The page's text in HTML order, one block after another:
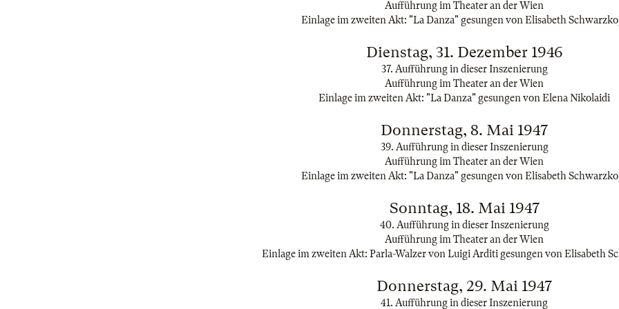
Aufführung im Theater an der Wien
Einlage im zweiten Akt: "La Danza" gesungen von Elisabeth
Dienstag, 31. Dezember 1946
37. Aufführung in dieser Inszenierung
Aufführung im Theater an der Wien
Einlage im zweiten Akt: "La Danza" gesungen von Elena Nikolaidi
Donnerstag, 8. Mai 1947
39. Aufführung in dieser Inszenierung
Aufführung im Theater an der Wien
Einlage im zweiten Akt: "La Danza" gesungen von Elisabeth
Sonntag, 18. Mai 1947
40. Aufführung in dieser Inszenierung
Aufführung im Theater an der Wien
Einlage im zweiten Akt: Parla-Walzer von Luigi Arditi gesungen von Elisabeth
Donnerstag, 29. Mai 1947
41. Aufführung in dieser Inszenierung